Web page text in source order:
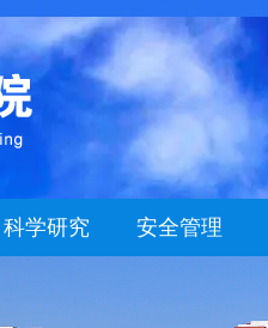
科学研究 安全管理